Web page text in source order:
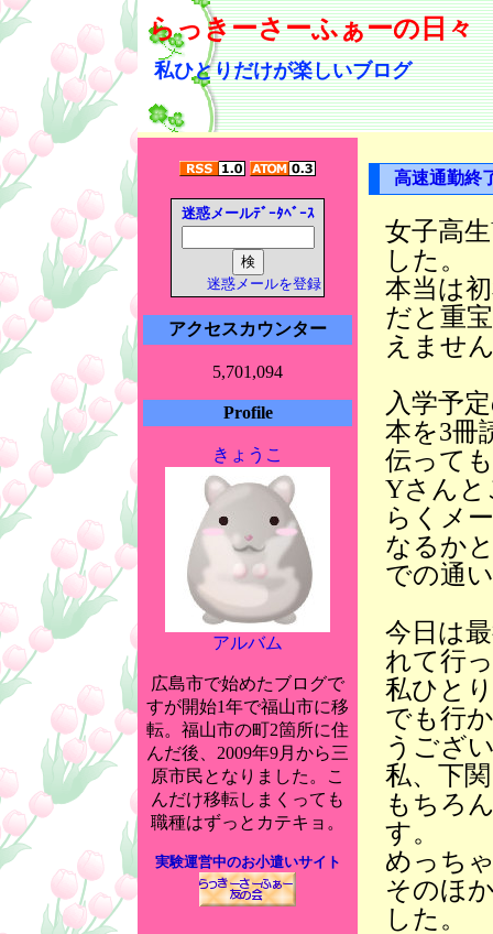
らっきーさーふぁーの日々
私ひとりだけが楽しいブログ
迷惑メールﾃﾞｰﾀﾍﾞｰｽ
迷惑メールを登録
アクセスカウンター
5,701,094
Profile
きょうこ
アルバム
広島市で始めたブログで
すが開始1年で福山市に移
転。福山市の町2箇所に住
んだ後、2009年9月から三
原市民となりました。こ
んだけ移転しまくっても
職種はずっとカテキョ。
実験運営中のお小遣いサイト
高速通勤終
女子高
した。
本当は
だと重
えませ
入学予
本を3冊
伝って
Yさんと
らくメ
なるか
での通
今日は
れて行
私ひと
でも行
うござ
私、下
もちろ
す。
めっち
そのほ
した。